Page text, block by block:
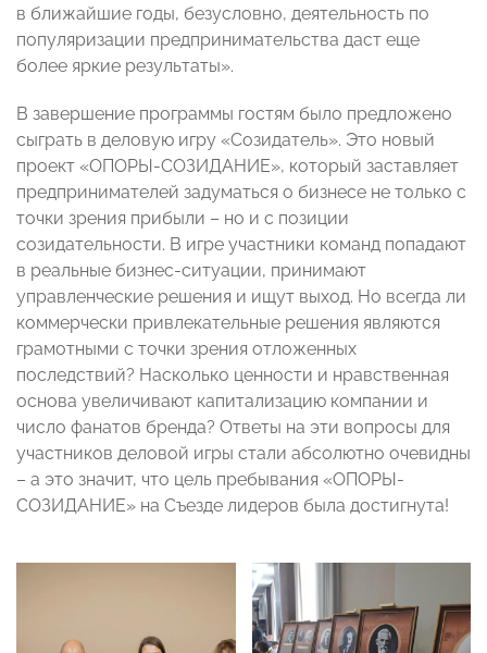
в ближайшие годы, безусловно, деятельность по
популяризации предпринимательства даст еще
более яркие результаты».
В завершение программы гостям было предложено
сыграть в деловую игру «Созидатель». Это новый
проект «ОПОРЫ-СОЗИДАНИЕ», который заставляет
предпринимателей задуматься о бизнесе не только с
точки зрения прибыли – но и с позиции
созидательности. В игре участники команд попадают
в реальные бизнес-ситуации, принимают
управленческие решения и ищут выход. Но всегда ли
коммерчески привлекательные решения являются
грамотными с точки зрения отложенных
последствий? Насколько ценности и нравственная
основа увеличивают капитализацию компании и
число фанатов бренда? Ответы на эти вопросы для
участников деловой игры стали абсолютно очевидны
– а это значит, что цель пребывания «ОПОРЫ-
СОЗИДАНИЕ» на Съезде лидеров была достигнута!